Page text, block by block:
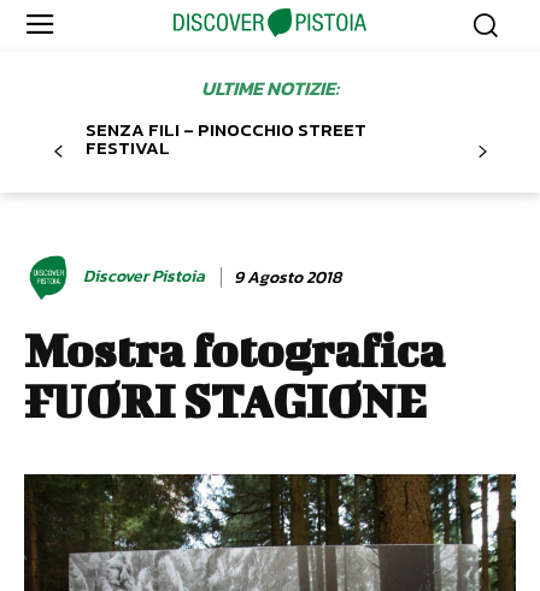
ULTIME NOTIZIE:
SENZA FILI – PINOCCHIO STREET
FESTIVAL
Discover Pistoia 9 Agosto 2018
Mostra fotografica
FUORI STAGIONE